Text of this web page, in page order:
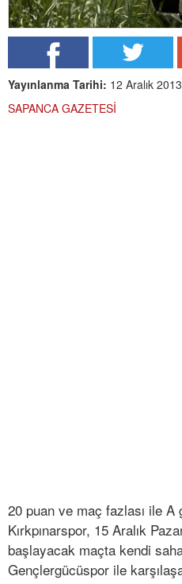
Yayınlanma Tarihi: 12 Aralık
SAPANCA GAZETESİ
20 puan ve maç fazlası ile A
Kırkpınarspor, 15 Aralık
başlayacak maçta kendi
Gençlergücüspor ile